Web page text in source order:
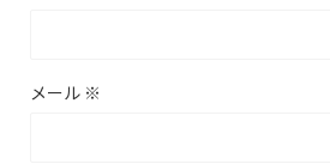
メール ※